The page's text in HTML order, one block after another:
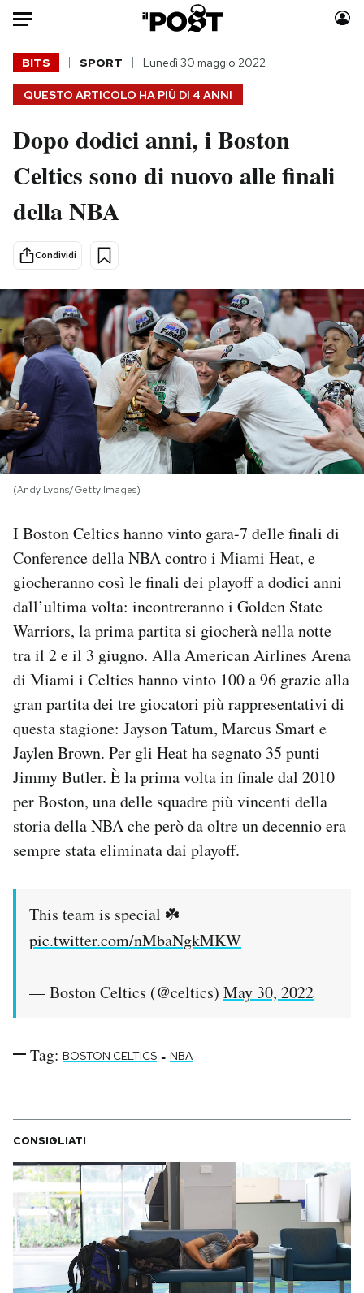
Auto
HOME
Italia
Politica
Tecnologia
Scienza
Economia
Sport
Moda
Consumismi
Altrecose
Mondiali calcio 2026
PODCAST
NEWSLETTER
SHOP
CALENDARIO
AREA PERSONALE
Area Personale
Notifiche mobile
Regala il Post
Hai bisogno di aiuto?
Esci
QUESTO ARTICOLO HA PIÙ DI 4 ANNI
BITS SPORT Lunedì 30 maggio 2022
Dopo dodici anni, i Boston
Celtics sono di nuovo alle finali
della NBA
Condividi
(Andy Lyons/Getty Images)
I Boston Celtics hanno vinto gara-7 delle finali di
Conference della NBA contro i Miami Heat, e
giocheranno così le finali dei playoff a dodici anni
dall’ultima volta: incontreranno i Golden State
Warriors, la prima partita si giocherà nella notte
tra il 2 e il 3 giugno. Alla American Airlines Arena
di Miami i Celtics hanno vinto 100 a 96 grazie alla
gran partita dei tre giocatori più rappresentativi di
questa stagione: Jayson Tatum, Marcus Smart e
Jaylen Brown. Per gli Heat ha segnato 35 punti
Jimmy Butler. È la prima volta in finale dal 2010
per Boston, una delle squadre più vincenti della
storia della NBA che però da oltre un decennio era
sempre stata eliminata dai playoff.
This team is special ☘️
pic.twitter.com/nMbaNgkMKW
— Boston Celtics (@celtics) May 30, 2022
Tag: BOSTON CELTICS - NBA
CONSIGLIATI